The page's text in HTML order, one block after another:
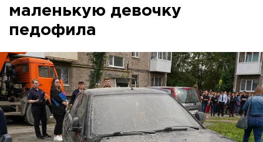
маленькую девочку
педофила